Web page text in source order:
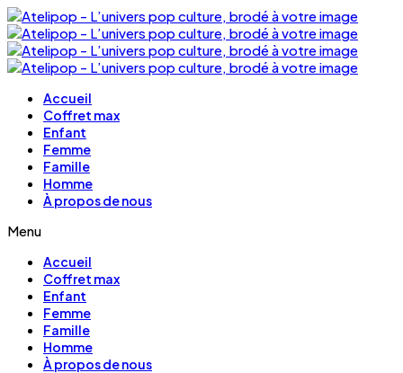
Accueil
Coffret max
Enfant
Femme
Famille
Homme
À propos de nous
Menu
Accueil
Coffret max
Enfant
Femme
Famille
Homme
À propos de nous